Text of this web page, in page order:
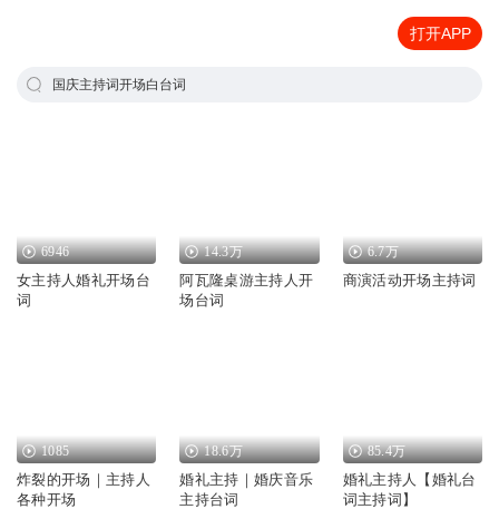
打开APP
国庆主持词开场白台词
6946
女主持人婚礼开场台
词
14.3万
阿瓦隆桌游主持人开
场台词
6.7万
商演活动开场主持词
1085
炸裂的开场｜主持人
各种开场
18.6万
婚礼主持｜婚庆音乐
主持台词
85.4万
婚礼主持人【婚礼台
词主持词】